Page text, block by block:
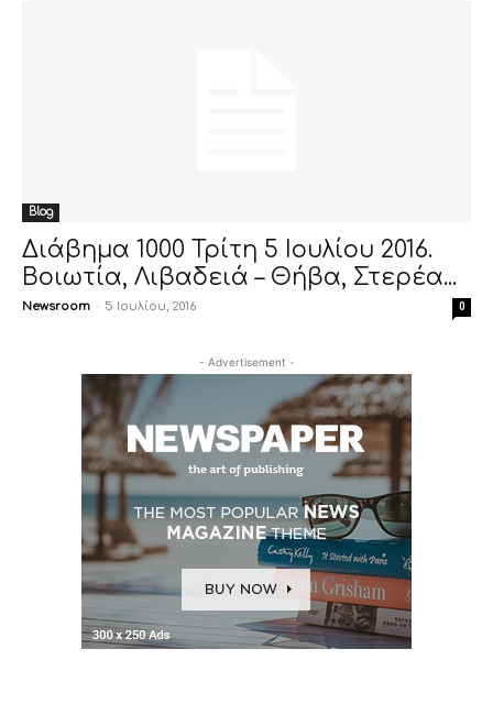
Blog
Διάβημα 1000 Τρίτη 5 Ιουλίου 2016.
Βοιωτία, Λιβαδειά – Θήβα, Στερέα...
Newsroom - 5 Ιουλίου, 2016 0
- Advertisement -